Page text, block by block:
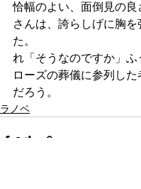
恰幅のよい、面倒見の良
さんは、誇らしげに胸を
た。
れ「そうなのですか」ふ
ローズの葬儀に参列した
だろう。
ラノベ